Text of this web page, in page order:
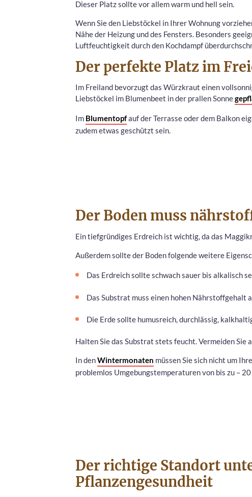
Dieser Platz sollte vor allem warm und hell sein.
Wenn Sie den Liebstöckel in Ihrer Wohnung
Nähe der Heizung und des Fensters. Besonders
Luftfeuchtigkeit durch den Kochdampf
Der perfekte Platz im
Im Freiland bevorzugt das Würzkraut einen
Liebstöckel im Blumenbeet in der prallen Sonne
Im Blumentopfauf der Terrasse oder dem Balkon
zudem etwas geschützt sein.
Der Boden muss
Ein tiefgründiges Erdreich ist wichtig, da das
Außerdem sollte der Boden folgende weitere
Das Erdreich sollte schwach sauer bis alkalisch
Das Substrat muss einen hohen Nährstoffgehalt
Die Erde sollte humusreich, durchlässig,
Halten Sie das Substrat stets feucht. Vermeiden Sie
In denWintermonaten müssen Sie sich nicht um
problemlos Umgebungstemperaturen von bis zu –
Der richtige Standort
Pflanzengesundheit